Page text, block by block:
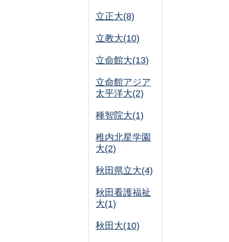
立正大(8)
立教大(10)
立命館大(13)
立命館アジア
太平洋大(2)
種智院大(1)
稚内北星学園
大(2)
秋田県立大(4)
秋田看護福祉
大(1)
秋田大(10)